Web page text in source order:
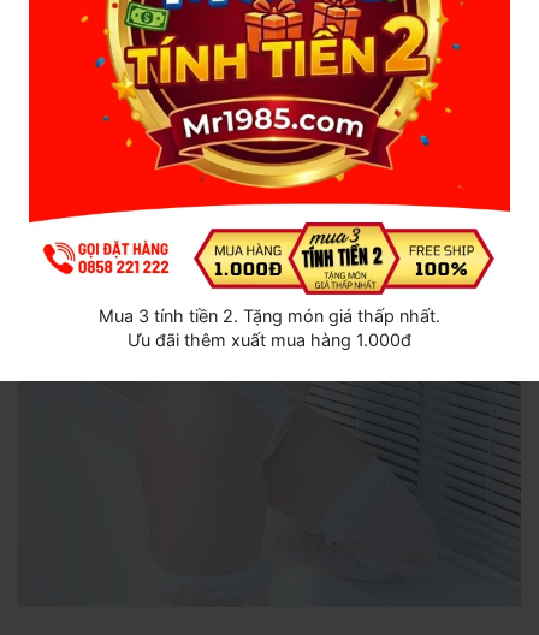
Mua 3 tính tiền 2. Tặng món giá thấp nhất.
Ưu đãi thêm xuất mua hàng 1.000đ